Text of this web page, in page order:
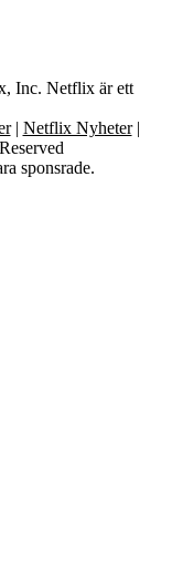
Inc. Netflix är ett
| Netflix Nyheter|
sponsrade.